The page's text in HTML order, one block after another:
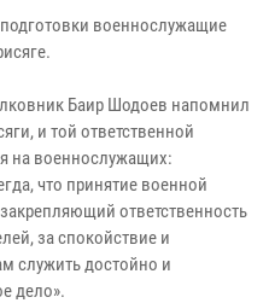
военнослужащие
Баир Шодоев напомнил
и той ответственной
на военнослужащих:
что принятие военной
ответственность
за спокойствие и
служить достойно и
дело».